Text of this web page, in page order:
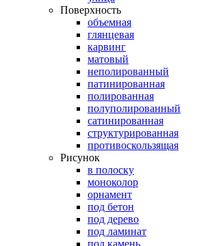
Поверхность
объемная
глянцевая
карвинг
матовый
неполированный
патинированная
полированная
полуполированный
сатинированная
структурированная
противоскользящая
Рисунок
в полоску
моноколор
орнамент
под бетон
под дерево
под ламинат
под камень